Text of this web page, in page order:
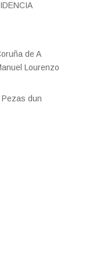
de A
Lourenzo
dun